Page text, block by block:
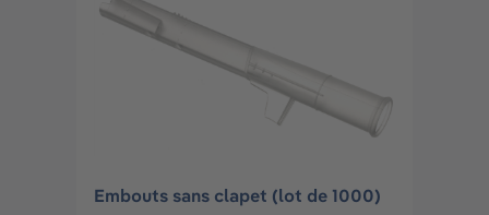
Embouts sans clapet (lot de 1000)